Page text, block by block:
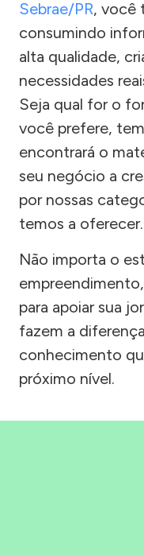
Sebrae/PR, você
consumindo
alta qualidade,
necessidades
Seja qual for o
você prefere,
encontrará o
seu negócio a
por nossas
temos a oferecer.
Não importa o
para apoiar sua
fazem a
conhecimento
próximo nível.